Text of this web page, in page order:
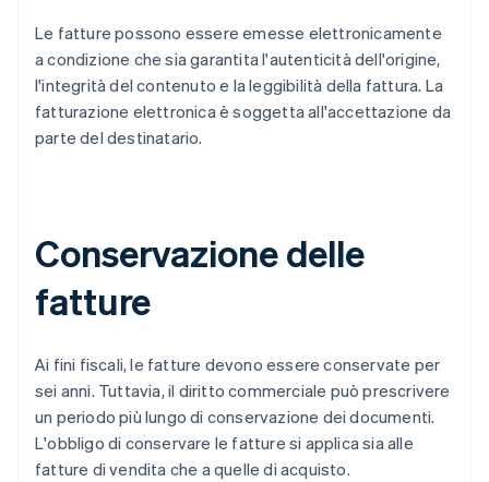
Le fatture possono essere emesse elettronicamente
a condizione che sia garantita l'autenticità dell'origine,
l'integrità del contenuto e la leggibilità della fattura. La
fatturazione elettronica è soggetta all'accettazione da
parte del destinatario.
Conservazione delle
fatture
Ai fini fiscali, le fatture devono essere conservate per
sei anni. Tuttavia, il diritto commerciale può prescrivere
un periodo più lungo di conservazione dei documenti.
L'obbligo di conservare le fatture si applica sia alle
fatture di vendita che a quelle di acquisto.